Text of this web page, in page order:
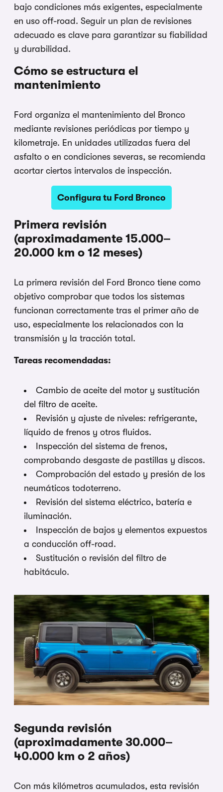
bajo condiciones más exigentes, especialmente
en uso off-road. Seguir un plan de revisiones
adecuado es clave para garantizar su fiabilidad
y durabilidad.
Cómo se estructura el
mantenimiento
Ford organiza el mantenimiento del Bronco
mediante revisiones periódicas por tiempo y
kilometraje. En unidades utilizadas fuera del
asfalto o en condiciones severas, se recomienda
acortar ciertos intervalos de inspección.
Configura tu Ford Bronco
Primera revisión
(aproximadamente 15.000–
20.000 km o 12 meses)
La primera revisión del Ford Bronco tiene como
objetivo comprobar que todos los sistemas
funcionan correctamente tras el primer año de
uso, especialmente los relacionados con la
transmisión y la tracción total.
Tareas recomendadas:
Cambio de aceite del motor y sustitución
del filtro de aceite.
Revisión y ajuste de niveles: refrigerante,
líquido de frenos y otros fluidos.
Inspección del sistema de frenos,
comprobando desgaste de pastillas y discos.
Comprobación del estado y presión de los
neumáticos todoterreno.
Revisión del sistema eléctrico, batería e
iluminación.
Inspección de bajos y elementos expuestos
a conducción off-road.
Sustitución o revisión del filtro de
habitáculo.
Segunda revisión
(aproximadamente 30.000–
40.000 km o 2 años)
Con más kilómetros acumulados, esta revisión